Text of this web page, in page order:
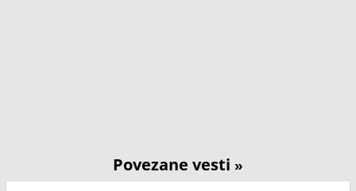
Povezane vesti »